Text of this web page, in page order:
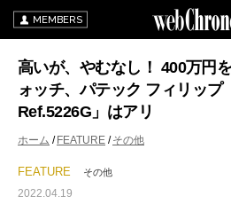
MEMBERS
高いが、やむなし！ 400万円
ォッチ、パテック フィリップ
Ref.5226G」はアリ
ホーム FEATURE その他
FEATURE その他
2022.04.19